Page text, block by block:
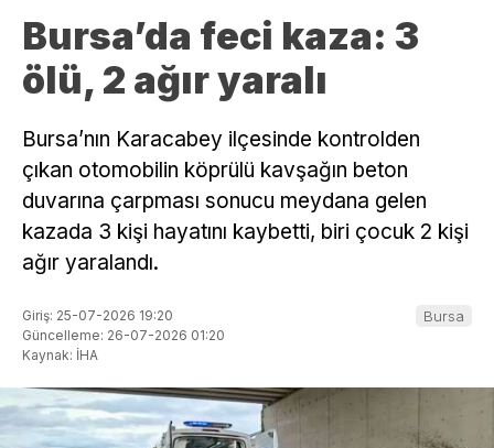
Bursa’da feci kaza: 3
ölü, 2 ağır yaralı
Bursa’nın Karacabey ilçesinde kontrolden
çıkan otomobilin köprülü kavşağın beton
duvarına çarpması sonucu meydana gelen
kazada 3 kişi hayatını kaybetti, biri çocuk 2 kişi
ağır yaralandı.
Giriş: 25-07-2026 19:20
Güncelleme: 26-07-2026 01:20
Kaynak: İHA
Bursa